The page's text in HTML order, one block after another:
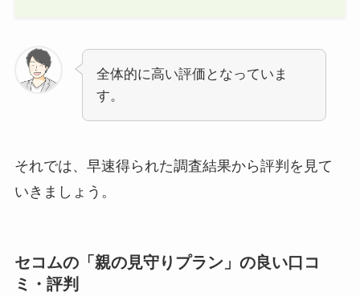
全体的に高い評価となっていま
す。
それでは、早速得られた調査結果から評判を見て
いきましょう。
セコムの「親の見守りプラン」の良い口コ
ミ・評判